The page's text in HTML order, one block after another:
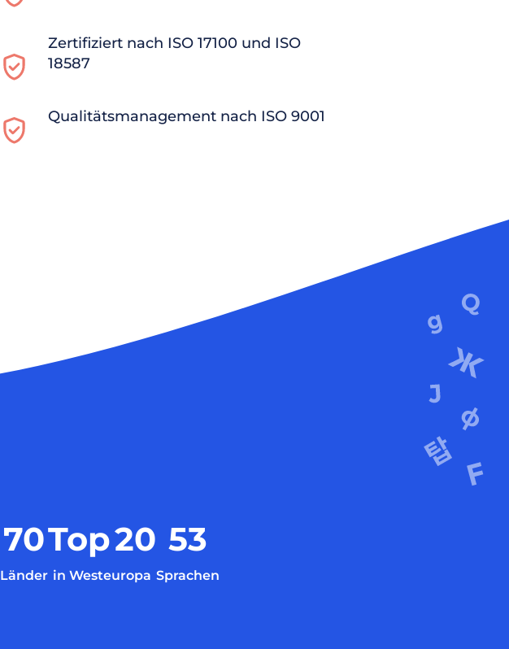
Zertifiziert nach ISO 17100 und ISO
18587
Qualitätsmanagement nach ISO 9001
70
Länder
Top20
in Westeuropa
53
Sprachen